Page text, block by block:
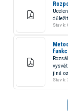
Stav k:
jiná
Stav k: